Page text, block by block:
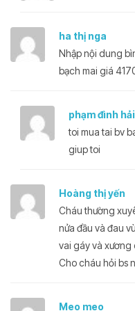
ha thị nga
Nhập nội dung
bạch mai giá
phạm đình hải
toi mua tai bv
giup toi
Hoàng thị yến
Cháu thường
nửa đầu và đau
vai gáy và xương
Cho cháu hỏi bs
Meo meo